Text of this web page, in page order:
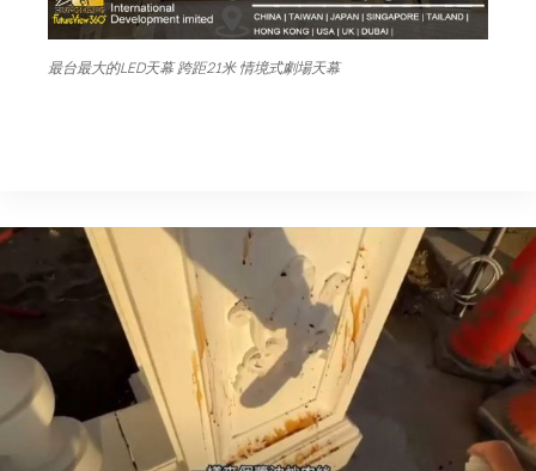
最台最大的LED天幕 跨距21米 情境式劇場天幕